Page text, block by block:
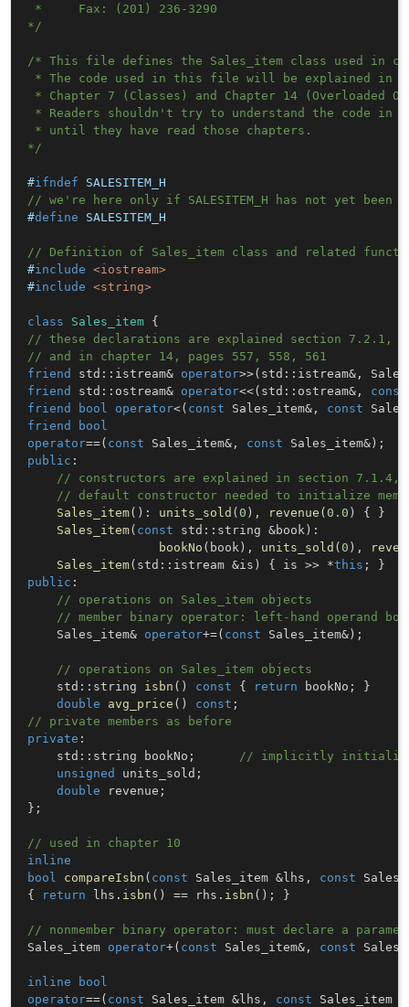
*     Fax: (201) 236-3290
*/
/* This file defines the Sales_item class used in
* The code used in this file will be explained in
* Chapter 7 (Classes) and Chapter 14 (Overloaded
* Readers shouldn't try to understand the code
* until they have read those chapters.
*/
#ifndef
SALESITEM_H
// we're here only if SALESITEM_H has not yet been
#define SALESITEM_H
// Definition of Sales_item class and related
#include <iostream>
#include <string>
class Sales_item {
// these declarations are explained section 7.2.1,
// and in chapter 14, pages 557, 558, 561
friend
std :: istream& operator>>( std :: istream& ,
friend
std :: ostream& operator<<( std :: ostream& , const
friend
bool operator<( const Sales_item& , const
friend
bool
operator==( const Sales_item& , const Sales_item&) ;
public :
// constructors are explained in section 7.1.4,
// default constructor needed to initialize
Sales_item( ) : units_sold (0 ) , revenue (0.0 ) {
}
Sales_item( const std :: string &book ) :
bookNo ( book ) , units_sold (0 ) ,
Sales_item( std :: istream &is ) { is >> *this ;
}
public :
// operations on Sales_item objects
// member binary operator: left-hand operand
    Sales_item
& operator+=( const Sales_item&) ;
// operations on Sales_item objects
    std
:: string isbn ( ) const { return bookNo ;
}
double
avg_price ( ) const ;
// private members as before
private :
    std
:: string bookNo ;
// implicitly
unsigned
units_sold ;
double revenue ;
} ;
// used in chapter 10
inline
bool
compareIsbn ( const Sales_item &lhs , const
{
return lhs . isbn ( ) == rhs . isbn ( ) ; }
// nonmember binary operator: must declare a
Sales_item operator+( const Sales_item& , const
inline
bool
operator==( const Sales_item &lhs , const Sales_item